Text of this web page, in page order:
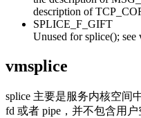
description of
SPLICE_F_GIFT
Unused for splice(); see
vmsplice
splice 主要是服务内核空间
fd 或者 pipe，并不包含用户